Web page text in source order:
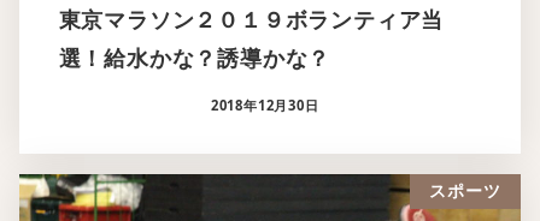
東京マラソン２０１９ボランティア当
選！給水かな？誘導かな？
2018年12月30日
スポーツ